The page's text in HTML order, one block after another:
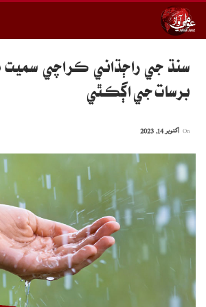
سنڌ جي راڄڌاني ڪراچي سميت
برسات جي اڳڪٿي
اکتوبر 14, 2023